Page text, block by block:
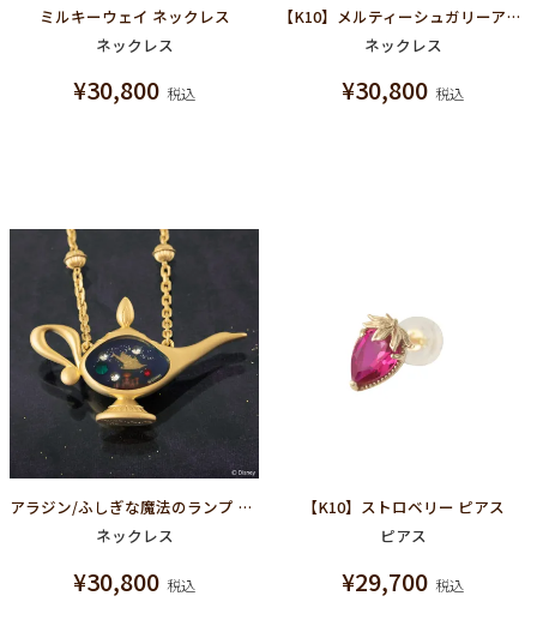
ミルキーウェイ ネックレス
ネックレス
¥30,800 税込
【K10】メルティーシュガリーアラザン ネックレス
ネックレス
¥30,800 税込
アラジン/ふしぎな魔法のランプ ネックレス【ディズニー アクセサリー】【アラジン】
ネックレス
¥30,800 税込
【K10】ストロベリー ピアス
ピアス
¥29,700 税込